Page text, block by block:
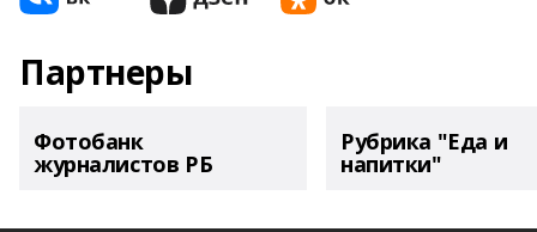
Партнеры
Фотобанк
журналистов РБ
Рубрика "Еда и
напитки"